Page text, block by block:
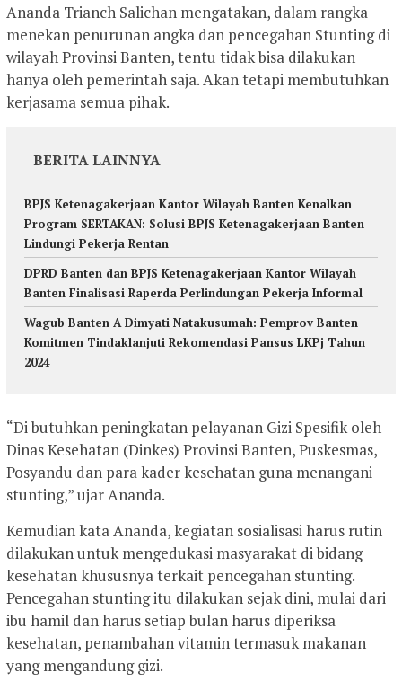
Ananda Trianch Salichan mengatakan, dalam rangka
menekan penurunan angka dan pencegahan Stunting di
wilayah Provinsi Banten, tentu tidak bisa dilakukan
hanya oleh pemerintah saja. Akan tetapi membutuhkan
kerjasama semua pihak.
BERITA LAINNYA
BPJS Ketenagakerjaan Kantor Wilayah Banten Kenalkan
Program SERTAKAN: Solusi BPJS Ketenagakerjaan Banten
Lindungi Pekerja Rentan
DPRD Banten dan BPJS Ketenagakerjaan Kantor Wilayah
Banten Finalisasi Raperda Perlindungan Pekerja Informal
Wagub Banten A Dimyati Natakusumah: Pemprov Banten
Komitmen Tindaklanjuti Rekomendasi Pansus LKPj Tahun
2024
“Di butuhkan peningkatan pelayanan Gizi Spesifik oleh
Dinas Kesehatan (Dinkes) Provinsi Banten, Puskesmas,
Posyandu dan para kader kesehatan guna menangani
stunting,” ujar Ananda.
Kemudian kata Ananda, kegiatan sosialisasi harus rutin
dilakukan untuk mengedukasi masyarakat di bidang
kesehatan khususnya terkait pencegahan stunting.
Pencegahan stunting itu dilakukan sejak dini, mulai dari
ibu hamil dan harus setiap bulan harus diperiksa
kesehatan, penambahan vitamin termasuk makanan
yang mengandung gizi.